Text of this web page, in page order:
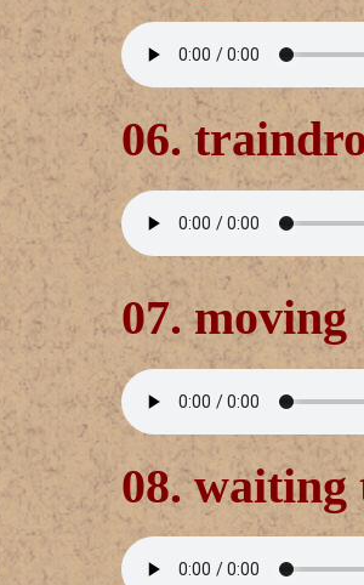
06.
07. moving
08. waiting